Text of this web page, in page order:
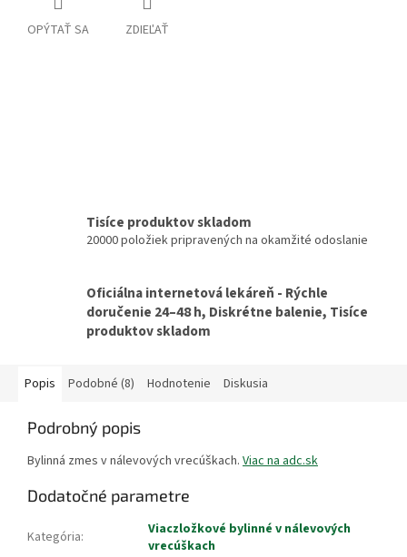
OPÝTAŤ SA ZDIEĽAŤ
Tisíce produktov skladom
20000 položiek pripravených na okamžité odoslanie
Oficiálna internetová lekáreň - Rýchle
doručenie 24–48 h, Diskrétne balenie, Tisíce
produktov skladom
Popis Podobné (8) Hodnotenie Diskusia
Podrobný popis
Bylinná zmes v nálevových vrecúškach. Viac na adc.sk
Dodatočné parametre
Kategória:
Viaczložkové bylinné v nálevových
vrecúškach